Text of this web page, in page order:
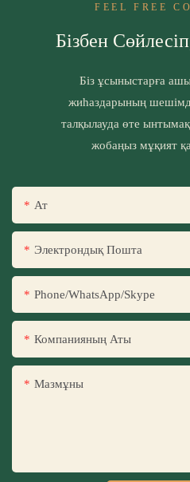
FEEL FREE
Бізбен
Біз ұсыныстарға
жиһаздарының
талқылауда өте
жобаңыз мұқият
Ат
Электрондық Пошта
Phone/WhatsApp/Skype
Компанияның Аты
Мазмұны